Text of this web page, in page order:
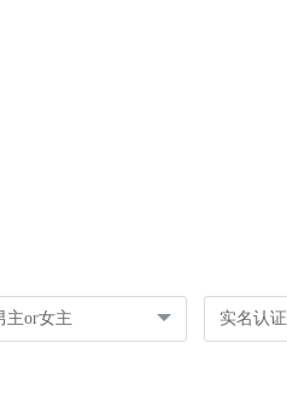
主or女主 实名认证